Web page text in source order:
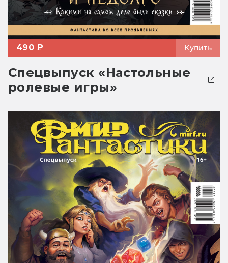
490 ₽ Купить
Спецвыпуск «Настольные
ролевые игры»